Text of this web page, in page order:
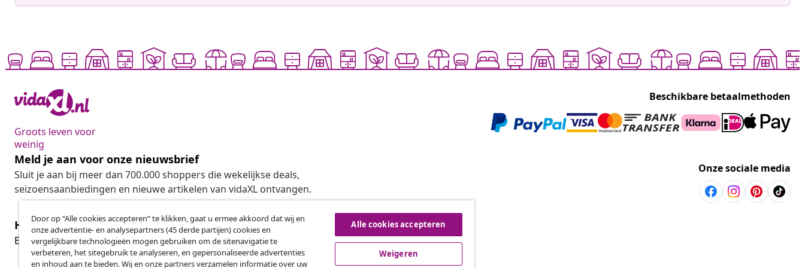
Groots leven voor
weinig
Beschikbare betaalmethoden
Meld je aan voor onze nieuwsbrief
Sluit je aan bij meer dan 700.000 shoppers die wekelijkse deals,
seizoensaanbiedingen en nieuwe artikelen van vidaXL ontvangen.
Onze sociale media
Herroeping van de overeenkomst
Een annulering voor je bestelling indienen
Herroeping van de overeenkomst
Door op “Alle cookies accepteren” te klikken, gaat u ermee akkoord dat wij en
onze advertentie- en analysepartners (45 derde partijen) cookies en
vergelijkbare technologieën mogen gebruiken om de sitenavigatie te
verbeteren, het sitegebruik te analyseren, en gepersonaliseerde advertenties
en inhoud aan te bieden. Wij en onze partners verzamelen informatie over uw
Alle cookies accepteren
Weigeren